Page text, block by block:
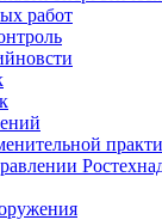
работ